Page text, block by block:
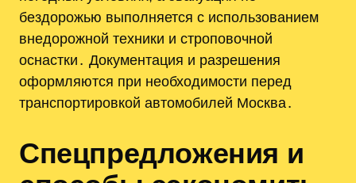
бездорожью выполняется с использованием
внедорожной техники и строповочной
оснастки․ Документация и разрешения
оформляются при необходимости перед
транспортировкой автомобилей Москва․
Спецпредложения и